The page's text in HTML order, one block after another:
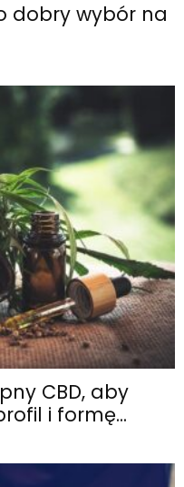
dobry wybór na
CBD, aby
i formę...